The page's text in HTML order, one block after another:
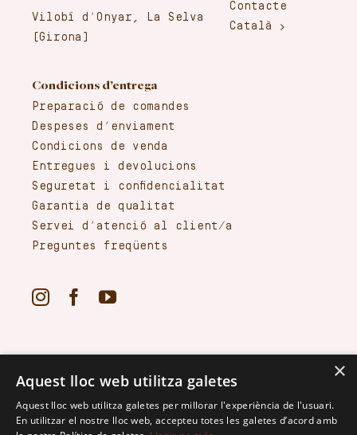
Contacte
Català
Vilobí d’Onyar, La Selva
(Girona)
Condicions d’entrega
Preparació de comandes
Despeses d’enviament
Condicions de venda
Entregues i devolucions
Seguretat i confidencialitat
Garantia de qualitat
Servei d’atenció al client/a
Preguntes freqüents
×
Aquest lloc web utilitza galetes
Aquest lloc web utilitza galetes per millorar l'experiència de l'usuari.
En utilitzar el nostre lloc web, accepteu totes les galetes d’acord amb